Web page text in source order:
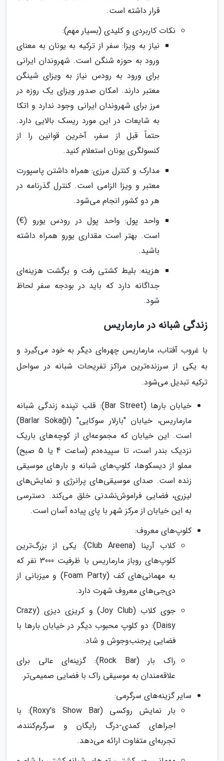
قرار داشته است.
نکات کاربردی و کلیدی (بسیار مهم):
نیاز به ویزا: سفر از ترکیه به یونان به معنای
ورود به حوزه شنگن است. شهروندان ایرانی
برای ورود به رودس نیاز به ویزای شینگن
معتبر دارند. امکان صدور ویزای یک روزه در
مرز برای شهروندان ایرانی وجود ندارد و اتکا
به شایعات در این مورد ریسک بالایی دارد.
حتماً قبل از سفر، آخرین قوانین را از
کنسولگری یونان استعلام کنید.
مدارک و کنترل مرزی: همراه داشتن پاسپورت
معتبر و ویزا الزامی است. کنترل گذرنامه در
هر دو کشور انجام می‌شود.
واحد پول: واحد پول در رودس یورو (€)
است. بهتر است مقداری یورو همراه داشته
باشید.
هزینه: بلیط کشتی رفت و برگشت هزینه‌ای
جداگانه دارد که باید در بودجه سفر لحاظ
شود.
زندگی شبانه در مارماریس
با غروب آفتاب، مارماریس چهره‌ای دیگر به خود می‌گیرد و
به یکی از سرزنده‌ترین مراکز تفریحات شبانه در سواحل
ترکیه تبدیل می‌شود.
خیابان بارها (Bar Street): قلب تپنده زندگی شبانه
مارماریس، خیابان "بارلار سوکایی" (Barlar Sokağı)
است. این خیابان که مجموعه‌ای از کوچه‌های باریک
نزدیک بندر است، تا سپیده‌دم (ساعت 4 یا 5 صبح)
مملو از دیسکوها، کلوپ‌های شبانه و بارهای موسیقی
زنده است. صدای موسیقی‌های پرانرژی و نمایش‌های
لیزری، فضایی فراموش‌نشدنی خلق می‌کند. دسترسی
به این خیابان از مرکز شهر با پای پیاده آسان است.
کلوپ‌های معروف:
کلاب آرینا (Club Areena): یکی از بزرگ‌ترین
کلوپ‌های روباز مارماریس با ظرفیت 3000 نفر که
به مهمانی‌های کف (Foam Party) و میزبانی از
دی‌جی‌های معروف شهرت دارد.
جوی کلاب (Joy Club) و کریزی دیزی (Crazy
Daisy): دو کلوپ محبوب دیگر در خیابان بارها با
فضایی پرجنب‌وجوش و شاد.
راک بار (Rock Bar): گزینه‌ای عالی برای
علاقه‌مندان به موسیقی راک با فضایی صمیمی‌تر.
سایر گزینه‌های سرگرمی:
بار نمایش روکسی (Roxy's Show Bar): با
اجراهای کمدی-درگ رایگان و سرگرم‌کننده،
تجربه‌ای متفاوت ارائه می‌دهد.